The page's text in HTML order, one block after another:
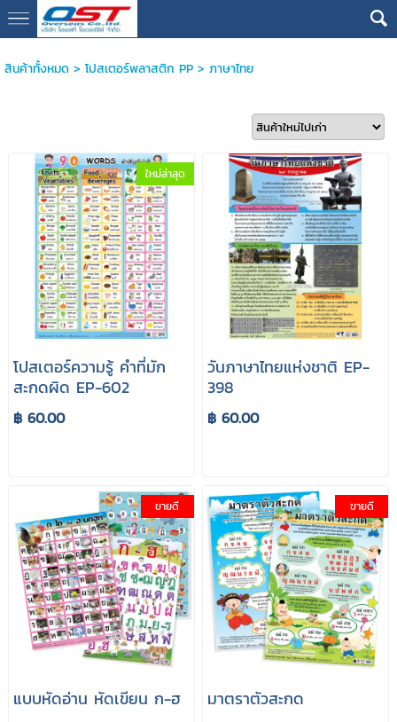
google13076cdc17b3388d
สินค้าทั้งหมด> โปสเตอร์พลาสติก PP> ภาษาไทย
ใหม่ล่าสุด
โปสเตอร์ความรู้ คำที่มัก
สะกดผิด EP-602
฿ 60.00
วันภาษาไทยแห่งชาติ EP-
398
฿ 60.00
ขายดี
แบบหัดอ่าน หัดเขียน ก-ฮ
ขายดี
มาตราตัวสะกด